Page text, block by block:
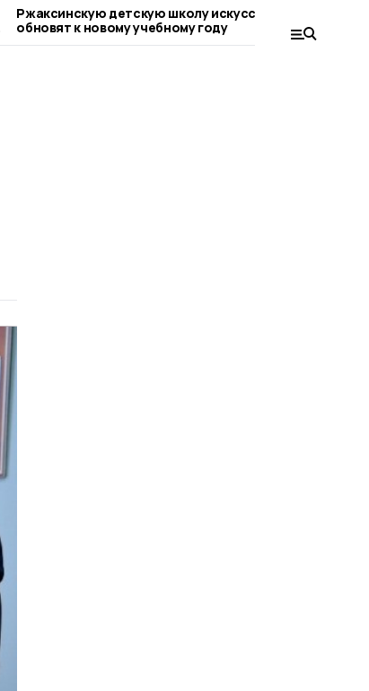
Ржаксинскую детскую школу искусств
обновят к новому учебному году